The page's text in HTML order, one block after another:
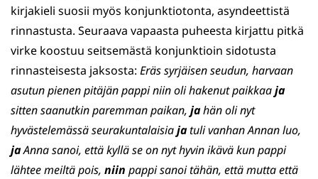
kirjakieli suosii myös konjunktiotonta, asyndeettistä
rinnastusta. Seuraava vapaasta puheesta kirjattu pitkä
virke koostuu seitsemästä konjunktioin sidotusta
rinnasteisesta jaksosta: Eräs syrjäisen seudun, harvaan
asutun pienen pitäjän pappi niin oli hakenut paikkaaja
sitten saanutkin paremman paikan, jahän oli nyt
hyvästelemässä seurakuntalaisiajatuli vanhan Annan luo,
jaAnna sanoi, että kyllä se on nyt hyvin ikävä kun pappi
lähtee meiltä pois, niin pappi sanoi tähän, että mutta että